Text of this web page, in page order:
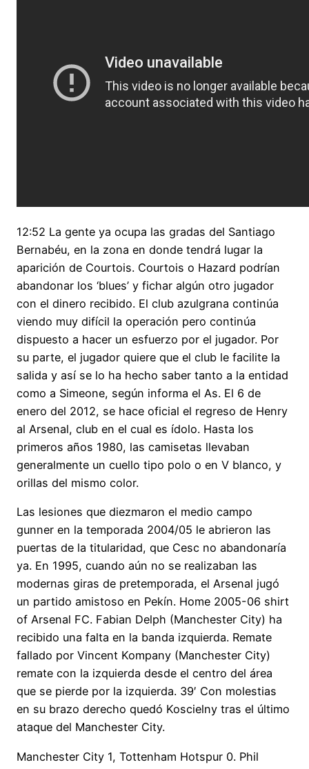
12:52 La gente ya ocupa las gradas del Santiago
Bernabéu, en la zona en donde tendrá lugar la
aparición de Courtois. Courtois o Hazard podrían
abandonar los ‘blues’ y fichar algún otro jugador
con el dinero recibido. El club azulgrana continúa
viendo muy difícil la operación pero continúa
dispuesto a hacer un esfuerzo por el jugador. Por
su parte, el jugador quiere que el club le facilite la
salida y así se lo ha hecho saber tanto a la entidad
como a Simeone, según informa el As. El 6 de
enero del 2012, se hace oficial el regreso de Henry
al Arsenal, club en el cual es ídolo. Hasta los
primeros años 1980, las camisetas llevaban
generalmente un cuello tipo polo o en V blanco, y
orillas del mismo color.
Las lesiones que diezmaron el medio campo
gunner en la temporada 2004/05 le abrieron las
puertas de la titularidad, que Cesc no abandonaría
ya. En 1995, cuando aún no se realizaban las
modernas giras de pretemporada, el Arsenal jugó
un partido amistoso en Pekín. Home 2005-06 shirt
of Arsenal FC. Fabian Delph (Manchester City) ha
recibido una falta en la banda izquierda. Remate
fallado por Vincent Kompany (Manchester City)
remate con la izquierda desde el centro del área
que se pierde por la izquierda. 39′ Con molestias
en su brazo derecho quedó Koscielny tras el último
ataque del Manchester City.
Manchester City 1, Tottenham Hotspur 0. Phil